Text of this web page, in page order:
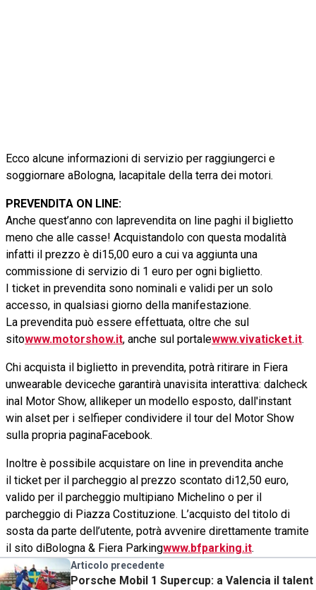
Ecco alcune informazioni di servizio per raggiungerci e
soggiornare aBologna, lacapitale della terra dei motori.
PREVENDITA ON LINE:
Anche quest’anno con laprevendita on line paghi il biglietto
meno che alle casse! Acquistandolo con questa modalità
infatti il prezzo è di15,00 euro a cui va aggiunta una
commissione di servizio di 1 euro per ogni biglietto.
I ticket in prevendita sono nominali e validi per un solo
accesso, in qualsiasi giorno della manifestazione.
La prevendita può essere effettuata, oltre che sul
sitowww.motorshow.it, anche sul portalewww.vivaticket.it.
Chi acquista il biglietto in prevendita, potrà ritirare in Fiera
unwearable deviceche garantirà unavisita interattiva: dalcheck
inal Motor Show, allikeper un modello esposto, dall'instant
win al set per i selfieper condividere il tour del Motor Show
sulla propria paginaFacebook.
Inoltre è possibile acquistare on line in prevendita anche
il ticket per il parcheggio al prezzo scontato di12,50 euro,
valido per il parcheggio multipiano Michelino o per il
parcheggio di Piazza Costituzione. L’acquisto del titolo di
sosta da parte dell’utente, potrà avvenire direttamente tramite
il sito diBologna & Fiera Parkingwww.bfparking.it.
Articolo precedente
Porsche Mobil 1 Supercup: a Valencia il talent